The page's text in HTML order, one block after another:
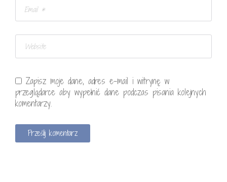
Zapisz moje dane, adres e-mail i witrynę w
przeglądarce aby wypełnić dane podczas pisania kolejnych
komentarzy.